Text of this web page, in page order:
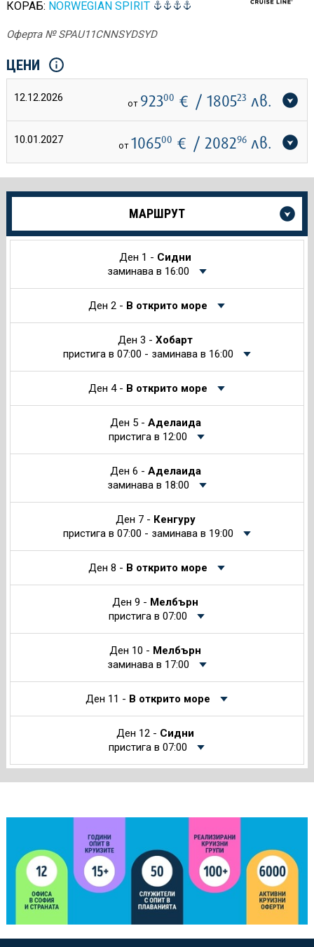
КОРАБ: NORWEGIAN SPIRIT
Оферта № SPAU11CNNSYDSYD
ЦЕНИ
12.12.2026 от 92300 € / 180523 лв.
10.01.2027 от 106500 € / 208296лв.
Още
за
МАРШРУТ
Ден 1 - Сидни
заминава в 16:00
Ден 2 - В открито море
Ден 3 -Хобарт
пристига в 07:00 - заминава в 16:00
Ден 4 - В открито море
Ден 5 - Аделаида
пристига в 12:00
Ден 6 - Аделаида
заминава в 18:00
Ден 7 - Кенгуру
пристига в 07:00 - заминава в 19:00
Ден 8 - В открито море
Ден 9 - Мелбърн
пристига в 07:00
Ден 10 - Мелбърн
заминава в 17:00
Ден 11 - В открито море
Ден 12 - Сидни
пристига в 07:00